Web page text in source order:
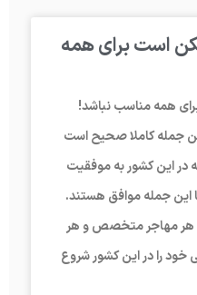
است برای همه
همه مناسب نباشد!
جمله کاملا صحیح است
در این کشور به موفقیت
این جمله موافق هستند.
هر مهاجر متخصص و هر
خود را در این کشور شروع